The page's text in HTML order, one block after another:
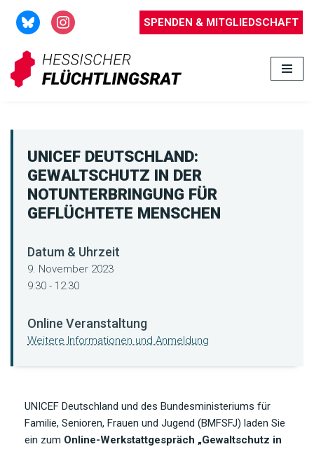
Zum
Inhalt
springen
SPENDEN & MITGLIEDSCHAFT
UNICEF DEUTSCHLAND:
GEWALTSCHUTZ IN DER
NOTUNTERBRINGUNG FÜR
GEFLÜCHTETE MENSCHEN
Datum & Uhrzeit
9. November 2023
9:30 - 12:30
Online Veranstaltung
Weitere Informationen und Anmeldung
UNICEF Deutschland und des Bundesministeriums für
Familie, Senioren, Frauen und Jugend (BMFSFJ) laden Sie
ein zum Online-Werkstattgespräch „Gewaltschutz in